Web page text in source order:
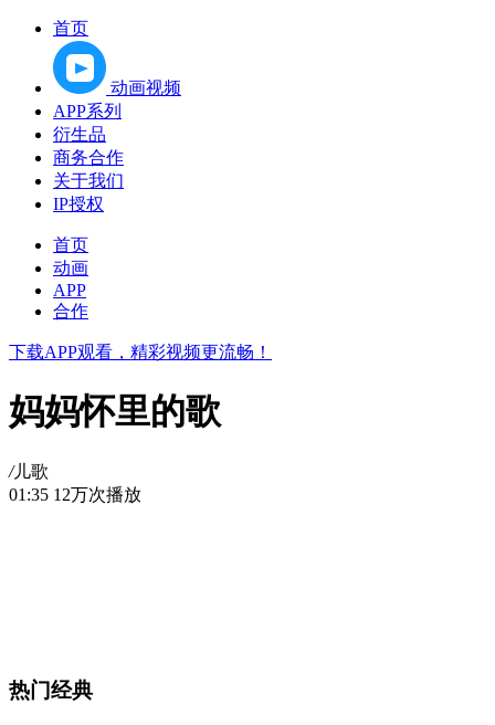
首页
动画视频
APP系列
衍生品
商务合作
关于我们
IP授权
首页
动画
APP
合作
下载APP观看，精彩视频更流畅！
妈妈怀里的歌
/儿歌
01:35 12万次播放
热门经典